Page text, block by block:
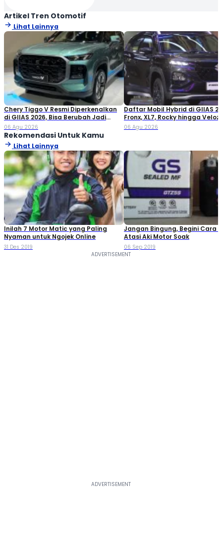
Artikel Tren Otomotif
Lihat Lainnya
Chery Tiggo V Resmi Diperkenalkan
di GIIAS 2026, Bisa Berubah Jadi
Double Cabin
06 Agu 2026
Daftar Mobil Hybrid di GIIAS
Fronx, XL7, Rocky hingga Veloz!
06 Agu 2026
Rekomendasi Untuk Kamu
Lihat Lainnya
Inilah 7 Motor Matic yang Paling
Nyaman untuk Ngojek Online
31 Des 2019
Jangan Bingung, Begini Cara
Atasi Aki Motor Soak
06 Sep 2019